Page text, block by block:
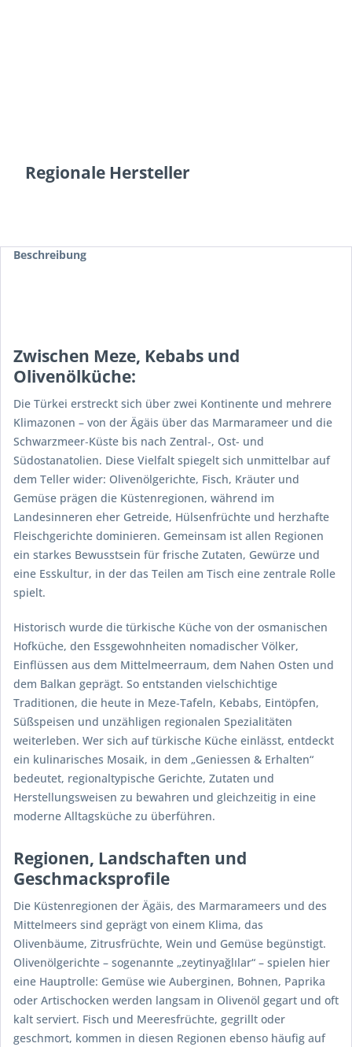
Regionale Hersteller
Beschreibung
Zwischen Meze, Kebabs und
Olivenölküche:
Die Türkei erstreckt sich über zwei Kontinente und mehrere
Klimazonen – von der Ägäis über das Marmarameer und die
Schwarzmeer‑Küste bis nach Zentral‑, Ost- und
Südostanatolien. Diese Vielfalt spiegelt sich unmittelbar auf
dem Teller wider: Olivenölgerichte, Fisch, Kräuter und
Gemüse prägen die Küstenregionen, während im
Landesinneren eher Getreide, Hülsenfrüchte und herzhafte
Fleischgerichte dominieren. Gemeinsam ist allen Regionen
ein starkes Bewusstsein für frische Zutaten, Gewürze und
eine Esskultur, in der das Teilen am Tisch eine zentrale Rolle
spielt.
Historisch wurde die türkische Küche von der osmanischen
Hofküche, den Essgewohnheiten nomadischer Völker,
Einflüssen aus dem Mittelmeerraum, dem Nahen Osten und
dem Balkan geprägt. So entstanden vielschichtige
Traditionen, die heute in Meze‑Tafeln, Kebabs, Eintöpfen,
Süßspeisen und unzähligen regionalen Spezialitäten
weiterleben. Wer sich auf türkische Küche einlässt, entdeckt
ein kulinarisches Mosaik, in dem „Geniessen & Erhalten“
bedeutet, regionaltypische Gerichte, Zutaten und
Herstellungsweisen zu bewahren und gleichzeitig in eine
moderne Alltagsküche zu überführen.
Regionen, Landschaften und
Geschmacksprofile
Die Küstenregionen der Ägäis, des Marmarameers und des
Mittelmeers sind geprägt von einem Klima, das
Olivenbäume, Zitrusfrüchte, Wein und Gemüse begünstigt.
Olivenölgerichte – sogenannte „zeytinyağlılar“ – spielen hier
eine Hauptrolle: Gemüse wie Auberginen, Bohnen, Paprika
oder Artischocken werden langsam in Olivenöl gegart und oft
kalt serviert. Fisch und Meeresfrüchte, gegrillt oder
geschmort, kommen in diesen Regionen ebenso häufig auf